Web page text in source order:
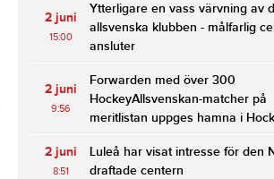
2 juni
15:00
Ytterligare en vass värvning av
allsvenska klubben - målfarlig
ansluter
2 juni
9:56
Forwarden med över 300
HockeyAllsvenskan-matcher på
meritlistan uppges hamna i
2 juni
8:51
Luleå har visat intresse för den
draftade centern